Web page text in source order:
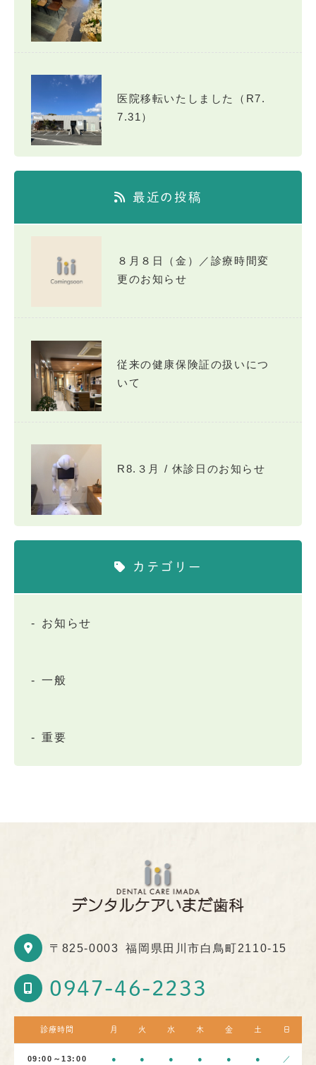
医院移転いたしました（R7.
7.31）
最近の投稿
８月８日（金）／診療時間変
更のお知らせ
従来の健康保険証の扱いにつ
いて
R8.３月 / 休診日のお知らせ
カテゴリー
お知らせ
一般
重要
〒825-0003 福岡県田川市白鳥町2110-15
0947-46-2233
診療時間 月 火 水 木 金 土 日
09:00～13:00 ● ● ● ● ● ● ／